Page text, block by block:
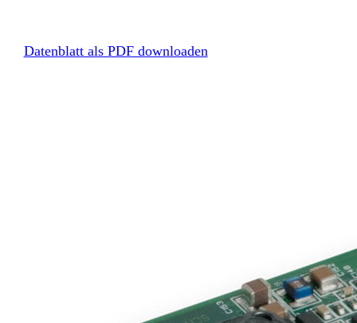
Datenblatt als PDF downloaden